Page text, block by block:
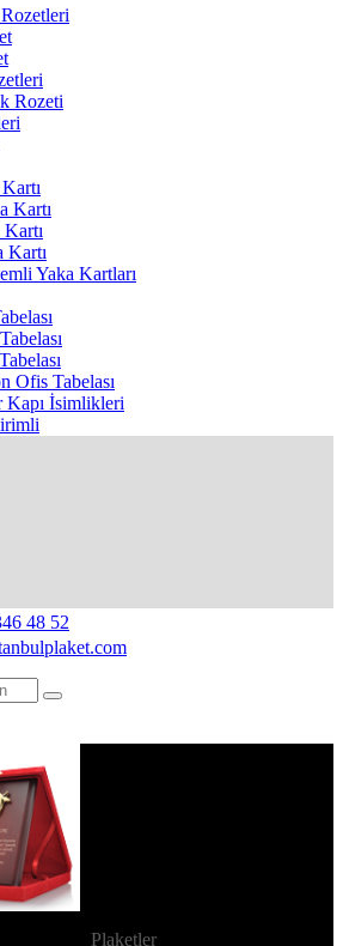
Rozeti
Kartı
Kartı
Yaka Kartları
Ofis Tabelası
Kapı İsimlikleri
48 52
Plaketler